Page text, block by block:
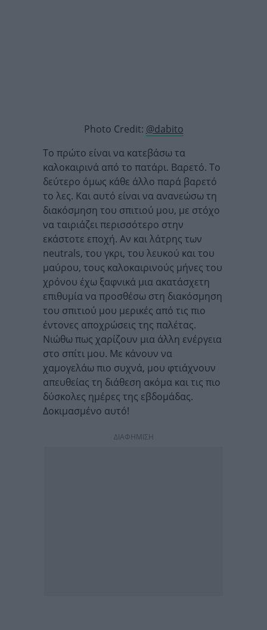
Photo Credit: @dabito
Το πρώτο είναι να κατεβάσω τα
καλοκαιρινά από το πατάρι. Βαρετό. Το
δεύτερο όμως κάθε άλλο παρά βαρετό
το λες. Και αυτό είναι να ανανεώσω τη
διακόσμηση του σπιτιού μου, με στόχο
να ταιριάζει περισσότερο στην
εκάστοτε εποχή. Αν και λάτρης των
neutrals, του γκρι, του λευκού και του
μαύρου, τους καλοκαιρινούς μήνες του
χρόνου έχω ξαφνικά μια ακατάσχετη
επιθυμία να προσθέσω στη διακόσμηση
του σπιτιού μου μερικές από τις πιο
έντονες αποχρώσεις της παλέτας.
Νιώθω πως χαρίζουν μια άλλη ενέργεια
στο σπίτι μου. Με κάνουν να
χαμογελάω πιο συχνά, μου φτιάχνουν
απευθείας τη διάθεση ακόμα και τις πιο
δύσκολες ημέρες της εβδομάδας.
Δοκιμασμένο αυτό!
ΔΙΑΦΗΜΙΣΗ